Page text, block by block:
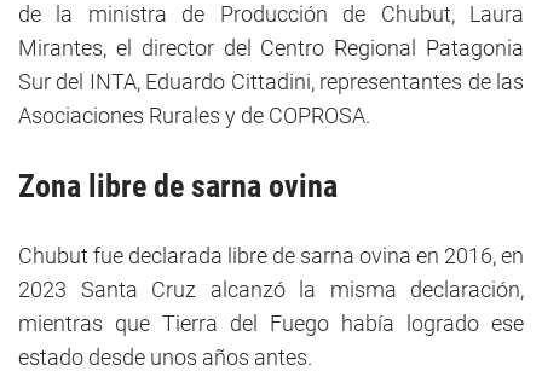
de la ministra de Producción de Chubut, Laura
Mirantes, el director del Centro Regional Patagonia
Sur del INTA, Eduardo Cittadini, representantes de las
Asociaciones Rurales y de COPROSA.
Zona libre de sarna ovina
Chubut fue declarada libre de sarna ovina en 2016, en
2023 Santa Cruz alcanzó la misma declaración,
mientras que Tierra del Fuego había logrado ese
estado desde unos años antes.